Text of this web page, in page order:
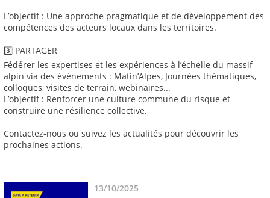
L’objectif : Une approche pragmatique et de développement des
compétences des acteurs locaux dans les territoires.
3️⃣ PARTAGER
Fédérer les expertises et les expériences à l’échelle du massif
alpin via des événements : Matin’Alpes, Journées thématiques,
colloques, visites de terrain, webinaires...
L’objectif : Renforcer une culture commune du risque et
construire une résilience collective.
Contactez-nous ou suivez les actualités pour découvrir les
prochaines actions.
13/10/2025